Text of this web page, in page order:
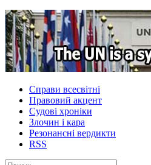
Справи всесвітні
Правовий акцент
Судові хроніки
Злочин і кара
Резонансні вердикти
RSS